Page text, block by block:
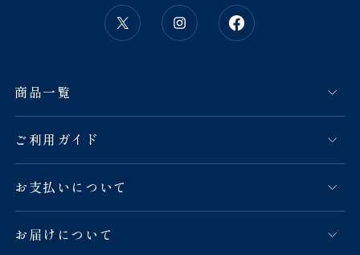
商品一覧
ご利用ガイド
お支払いについて
お届けについて